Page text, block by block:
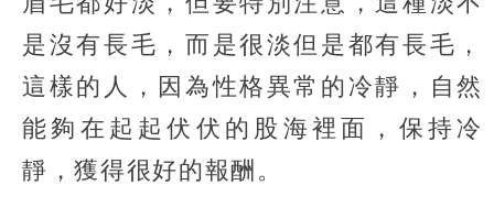
是沒有長毛，而是很淡但是都有長毛，
這樣的人，因為性格異常的冷靜，自然
能夠在起起伏伏的股海裡面，保持冷
靜，獲得很好的報酬。